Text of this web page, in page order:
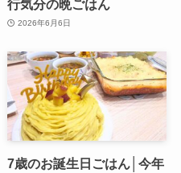
行気分の晩ごはん
2026年6月6日
7歳のお誕生日ごはん│今年